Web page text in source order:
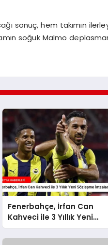
sonuç, hem takımın
soğuk Malmo
Fenerbahçe, İrfan Can
Kahveci ile 3 Yıllık Yeni
Sözleşme İmzaladı